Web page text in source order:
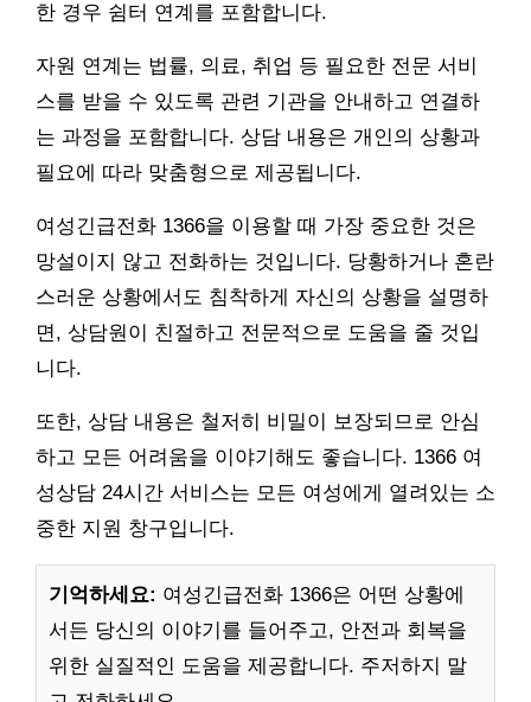
한 경우 쉼터 연계를 포함합니다.
자원 연계는 법률, 의료, 취업 등 필요한 전문 서비
스를 받을 수 있도록 관련 기관을 안내하고 연결하
는 과정을 포함합니다. 상담 내용은 개인의 상황과
필요에 따라 맞춤형으로 제공됩니다.
여성긴급전화 1366을 이용할 때 가장 중요한 것은
망설이지 않고 전화하는 것입니다. 당황하거나 혼란
스러운 상황에서도 침착하게 자신의 상황을 설명하
면, 상담원이 친절하고 전문적으로 도움을 줄 것입
니다.
또한, 상담 내용은 철저히 비밀이 보장되므로 안심
하고 모든 어려움을 이야기해도 좋습니다. 1366 여
성상담 24시간 서비스는 모든 여성에게 열려있는 소
중한 지원 창구입니다.
기억하세요: 여성긴급전화 1366은 어떤 상황에
서든 당신의 이야기를 들어주고, 안전과 회복을
위한 실질적인 도움을 제공합니다. 주저하지 말